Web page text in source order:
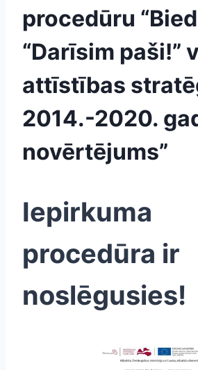
procedūru
“Darīsim paši!”
attīstības
2014.-2020.
novērtējums”
Iepirkuma
procedūra ir
noslēgusies!